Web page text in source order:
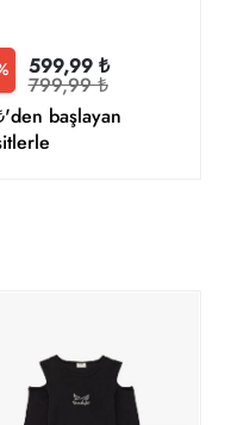
599,99 ₺
799,99 ₺
başlayan